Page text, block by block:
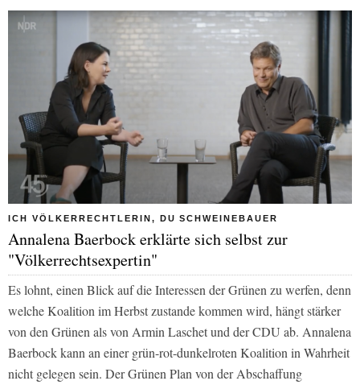
ICH VÖLKERRECHTLERIN, DU SCHWEINEBAUER
Annalena Baerbock erklärte sich selbst zur
"Völkerrechtsexpertin"
Es lohnt, einen Blick auf die Interessen der Grünen zu werfen, denn
welche Koalition im Herbst zustande kommen wird, hängt stärker
von den Grünen als von Armin Laschet und der CDU ab. Annalena
Baerbock kann an einer grün-rot-dunkelroten Koalition in Wahrheit
nicht gelegen sein. Der Grünen Plan von der Abschaffung